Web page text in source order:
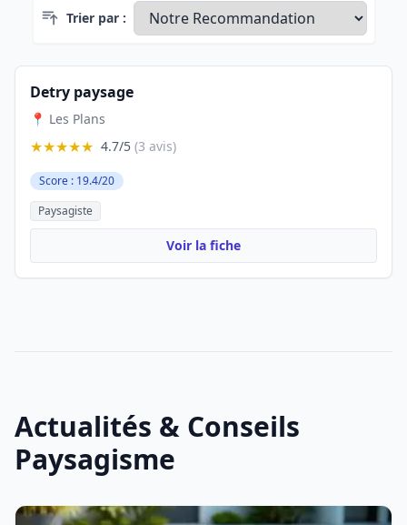
Trier par :
Detry paysage
📍 Les Plans
★★★★★ 4.7/5 (3 avis)
Score : 19.4/20
Paysagiste
Voir la fiche
Actualités & Conseils
Paysagisme